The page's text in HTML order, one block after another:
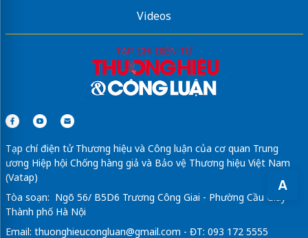
A
Videos
Tạp chí điện tử Thương hiệu và Công luận của cơ quan Trung
ương Hiệp hội Chống hàng giả và Bảo vệ Thương hiệu Việt Nam
(Vatap)
Tòa soạn: Ngõ 56/ B5D6 Trương Công Giai - Phường Cầu Giấy -
Thành phố Hà Nội
Email: thuonghieucongluan@gmail.com - ĐT: 093 172 5555